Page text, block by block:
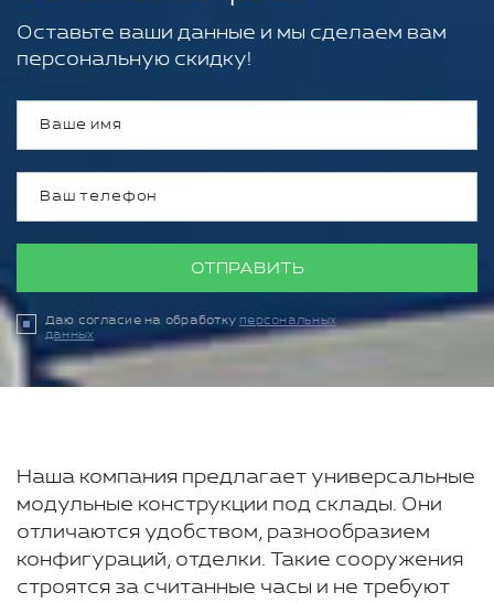
Оставьте ваши данные и мы сделаем вам
персональную скидку!
ОТПРАВИТЬ
Даю согласие на обработку персональных
данных
Наша компания предлагает универсальные
модульные конструкции под склады. Они
отличаются удобством, разнообразием
конфигураций, отделки. Такие сооружения
строятся за считанные часы и не требуют